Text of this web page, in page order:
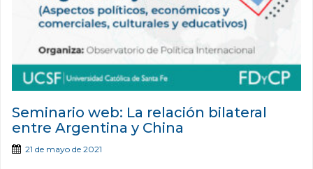
Seminario web: La relación bilateral
entre Argentina y China
21 de mayo de 2021